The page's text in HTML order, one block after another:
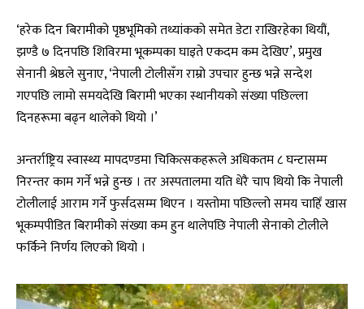
‘हरेक दिन बिरामीको पृष्ठभूमिको तथ्यांकको समेत डेटा राखिरहेका थियौं,
झण्डै ७ दिनपछि शिविरमा भूकम्पका घाइते एकदम कम देखिए’, प्रमुख
सेनानी श्रेष्ठले सुनाए, ‘नेपाली टोलीसँग राम्रो उपचार हुन्छ भन्ने सन्देश
गएपछि लामो समयदेखि बिरामी भएका स्थानीयको संख्या पछिल्ला
दिनहरूमा बढ्न थालेको थियो ।’
अन्तर्राष्ट्रिय स्वास्थ्य मापदण्डमा चिकित्सकहरूले अधिकतम ८ घन्टासम्म
निरन्तर काम गर्ने भन्ने हुन्छ । तर अस्पतालमा यति धेरै चाप थियो कि नेपाली
टोलीलाई आराम गर्ने फुर्सदसम्म थिएन । यस्तोमा पछिल्लो समय चाहिँ खास
भूकम्पपीडित बिरामीको संख्या कम हुन थालेपछि नेपाली सेनाको टोलीले
फर्किने निर्णय लिएको थियो ।